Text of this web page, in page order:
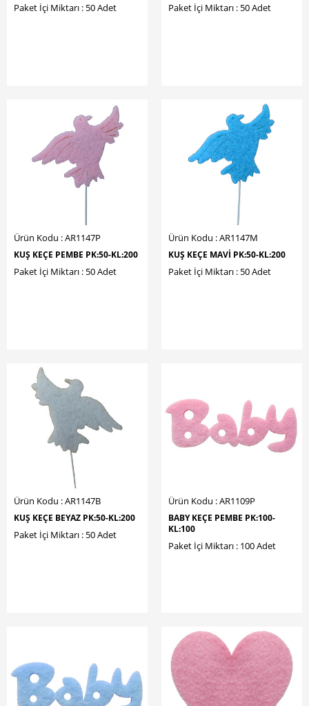
Paket İçi Miktarı : 50 Adet Paket İçi Miktarı : 50 Adet
Ürün Kodu : AR1147P
KUŞ KEÇE PEMBE PK:50-KL:200
Paket İçi Miktarı : 50 Adet
Ürün Kodu : AR1147M
KUŞ KEÇE MAVİ PK:50-KL:200
Paket İçi Miktarı : 50 Adet
Ürün Kodu : AR1147B
KUŞ KEÇE BEYAZ PK:50-KL:200
Paket İçi Miktarı : 50 Adet
Ürün Kodu : AR1109P
BABY KEÇE PEMBE PK:100-
KL:100
Paket İçi Miktarı : 100 Adet